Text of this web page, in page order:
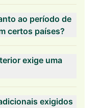
ao período de
certos países?
exige uma
exigidos